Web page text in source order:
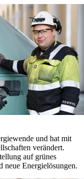
und hat mit
verändert.
auf grünes
neue Energielösungen.